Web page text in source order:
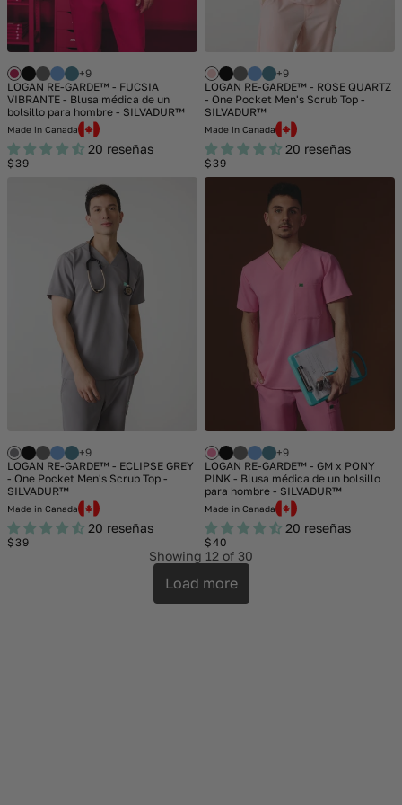
+9
LOGAN RE-GARDE™ - FUCSIA
VIBRANTE - Blusa médica de un
bolsillo para hombre - SILVADUR™
Made in Canada
20 reseñas
Regular
$39
+9
LOGAN RE-GARDE™ - ROSE QUARTZ
- One Pocket Men's Scrub Top -
SILVADUR™
Made in Canada
20 reseñas
Regular
price
$39
+9
LOGAN RE-GARDE™ - ECLIPSE GREY
- One Pocket Men's Scrub Top -
SILVADUR™
Made in Canada
20 reseñas
Regular
$39
+9
LOGAN RE-GARDE™ - GM x PONY
PINK - Blusa médica de un bolsillo
para hombre - SILVADUR™
Made in Canada
20 reseñas
Regular
price
$40
Showing 12 of 30
Load more